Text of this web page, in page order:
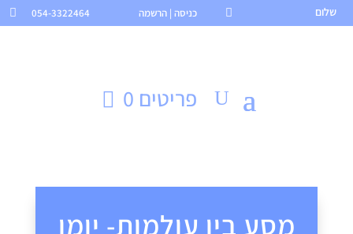
 054-3322464  כניסה | הרשמה שלום
פריטים 0
מסע בין עולמות- יומן